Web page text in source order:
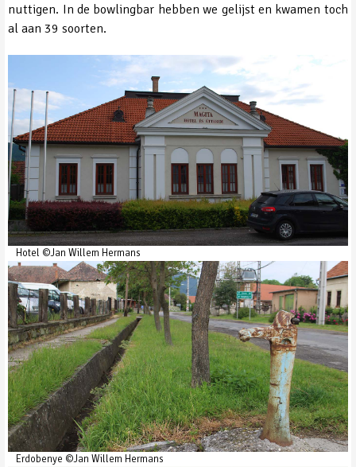
nuttigen. In de bowlingbar hebben we gelijst en kwamen toch
al aan 39 soorten.
Hotel ©Jan Willem Hermans
Erdobenye ©Jan Willem Hermans